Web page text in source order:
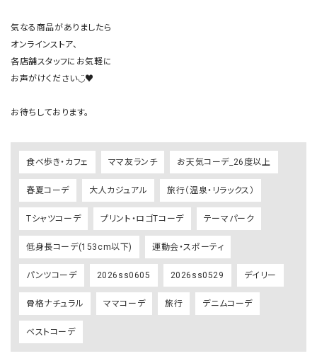
気なる商品がありましたら
オンラインストア、
各店舗スタッフにお気軽に
お声がけください◡̈♥︎
食べ歩き・カフェ ママ友ランチ お天気コーデ_26度以上
春夏コーデ 大人カジュアル 旅行（温泉・リラックス）
Tシャツコーデ プリント・ロゴTコーデ テーマパーク
低身長コーデ(153cm以下) 運動会・スポーティ
パンツコーデ 2026ss0605 2026ss0529 デイリー
骨格ナチュラル ママコーデ 旅行 デニムコーデ
ベストコーデ